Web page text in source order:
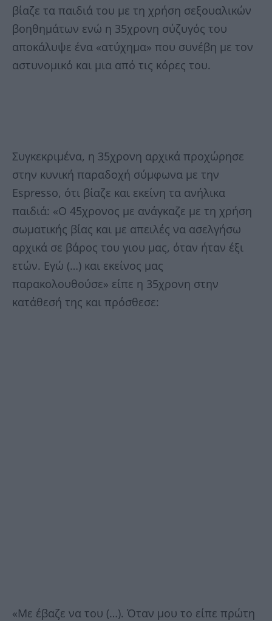
βίαζε τα παιδιά του με τη χρήση σεξουαλικών
βοηθημάτων ενώ η 35χρονη σύζυγός του
αποκάλυψε ένα «ατύχημα» που συνέβη με τον
αστυνομικό και μια από τις κόρες του.
Συγκεκριμένα, η 35χρονη αρχικά προχώρησε
στην κυνική παραδοχή σύμφωνα με την
Espresso, ότι βίαζε και εκείνη τα ανήλικα
παιδιά: «Ο 45χρονος με ανάγκαζε με τη χρήση
σωματικής βίας και με απειλές να ασελγήσω
αρχικά σε βάρος του γιου μας, όταν ήταν έξι
ετών. Εγώ (…) και εκείνος μας
παρακολουθούσε» είπε η 35χρονη στην
κατάθεσή της και πρόσθεσε:
«Με έβαζε να του (…). Όταν μου το είπε πρώτη